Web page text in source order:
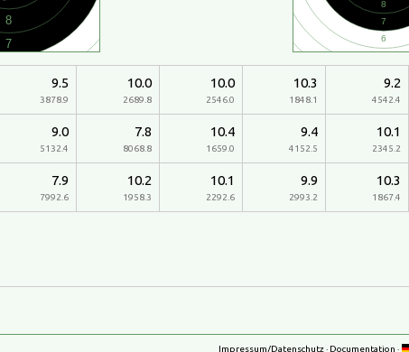
9.5
3878.9
10.0
2689.8
10.0
2546.0
10.3
1848.1
9.2
4542.4
9.0
5132.4
7.8
8068.8
10.4
1659.0
9.4
4152.5
10.1
2345.2
7.9
7992.6
10.2
1958.3
10.1
2292.6
9.9
2993.2
10.3
1867.4
Impressum/Datenschutz· Documentation ·